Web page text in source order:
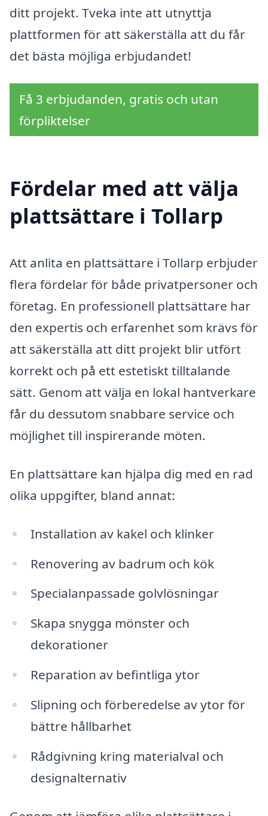
ditt projekt. Tveka inte att utnyttja
plattformen för att säkerställa att du får
det bästa möjliga erbjudandet!
Få 3 erbjudanden, gratis och utan
förpliktelser
Fördelar med att välja
plattsättare i Tollarp
Att anlita en plattsättare i Tollarp erbjuder
flera fördelar för både privatpersoner och
företag. En professionell plattsättare har
den expertis och erfarenhet som krävs för
att säkerställa att ditt projekt blir utfört
korrekt och på ett estetiskt tilltalande
sätt. Genom att välja en lokal hantverkare
får du dessutom snabbare service och
möjlighet till inspirerande möten.
En plattsättare kan hjälpa dig med en rad
olika uppgifter, bland annat:
Installation av kakel och klinker
Renovering av badrum och kök
Specialanpassade golvlösningar
Skapa snygga mönster och
dekorationer
Reparation av befintliga ytor
Slipning och förberedelse av ytor för
bättre hållbarhet
Rådgivning kring materialval och
designalternativ